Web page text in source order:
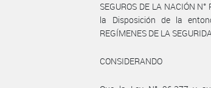
SEGUROS DE LA NACIÓN
la Disposición de la
REGÍMENES DE LA
CONSIDERANDO